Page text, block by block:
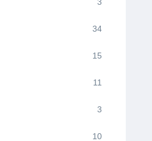
34
15
11
3
10